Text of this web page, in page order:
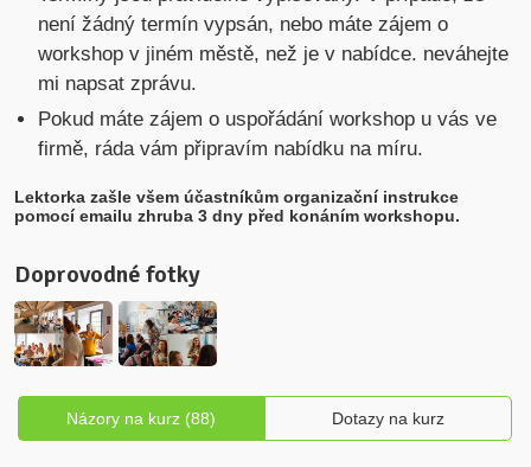
není žádný termín vypsán, nebo máte zájem o
workshop v jiném městě, než je v nabídce. neváhejte
mi napsat zprávu.
Pokud máte zájem o uspořádání workshop u vás ve
firmě, ráda vám připravím nabídku na míru.
Lektorka zašle všem účastníkům organizační instrukce
pomocí emailu zhruba 3 dny před konáním workshopu.
Doprovodné fotky
Názory na kurz (88) Dotazy na kurz